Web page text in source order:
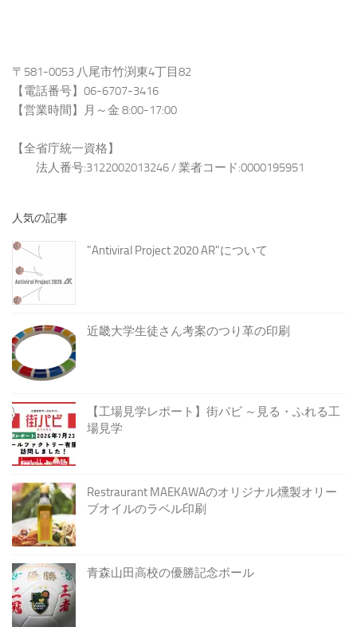
〒581-0053 八尾市竹渕東4丁目82
【電話番号】06-6707-3416
【営業時間】月～金 8:00-17:00
【全省庁統一資格】
法人番号:3122002013246 / 業者コード:0000195951
人気の記事
"Antiviral Project 2020 AR"について
近畿大学生徒さん考案のつり革の印刷
【工場見学レポート】街パビ ～見る・ふれる工
場見学
Restraurant MAEKAWAのオリジナル燻製オリー
ブオイルのラベル印刷
青森山田高校の優勝記念ボール